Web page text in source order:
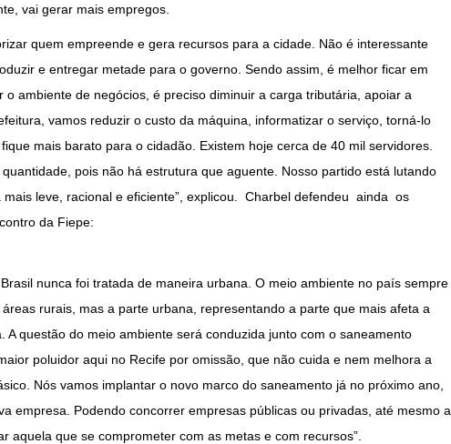
vai gerar mais empregos.
quem empreende e gera recursos para a cidade. Não é interessante
e entregar metade para o governo. Sendo assim, é melhor ficar em
o ambiente de negócios, é preciso diminuir a carga tributária, apoiar a
vamos reduzir o custo da máquina, informatizar o serviço, torná-lo
mais barato para o cidadão. Existem hoje cerca de 40 mil servidores.
pois não há estrutura que aguente. Nosso partido está lutando
mais leve, racional e eficiente”, explicou. Charbel defendeu ainda os
da Fiepe:
nunca foi tratada de maneira urbana. O meio ambiente no país sempre
rurais, mas a parte urbana, representando a parte que mais afeta a
A questão do meio ambiente será conduzida junto com o saneamento
poluidor aqui no Recife por omissão, que não cuida e nem melhora a
Nós vamos implantar o novo marco do saneamento já no próximo ano,
empresa. Podendo concorrer empresas públicas ou privadas, até mesmo a
aquela que se comprometer com as metas e com recursos”.